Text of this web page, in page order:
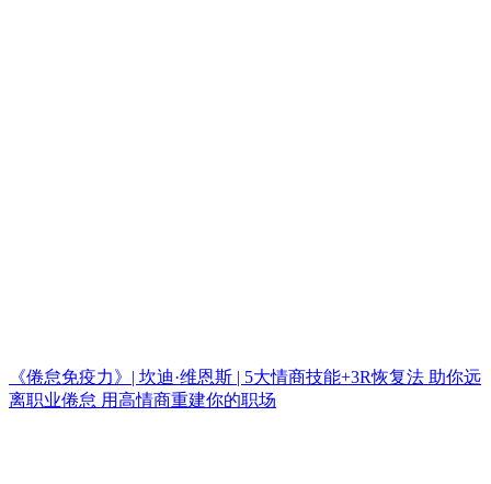
《倦怠免疫力》| 坎迪·维恩斯 | 5大情商技能+3R恢复法 助你远
离职业倦怠 用高情商重建你的职场